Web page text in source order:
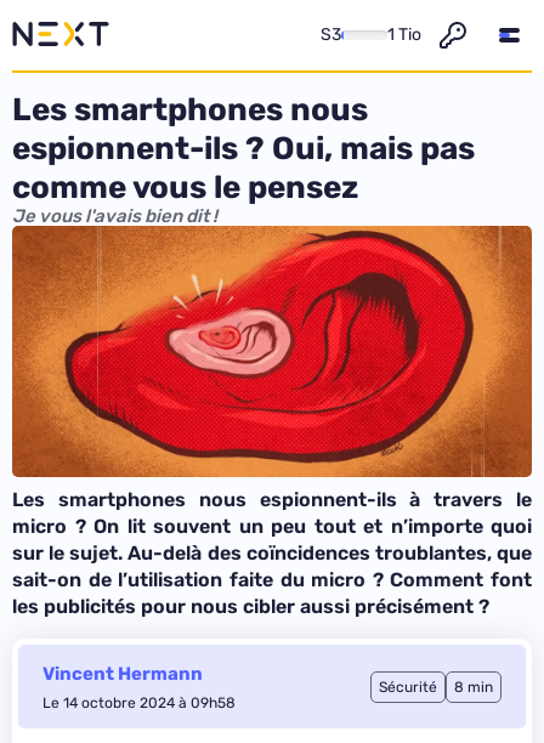
S3 1 Tio
Les smartphones nous
espionnent-ils ? Oui, mais pas
comme vous le pensez
Je vous l'avais bien dit !
Les smartphones nous espionnent-ils à travers le
micro ? On lit souvent un peu tout et n’importe quoi
sur le sujet. Au-delà des coïncidences troublantes, que
sait-on de l’utilisation faite du micro ? Comment font
les publicités pour nous cibler aussi précisément ?
Vincent Hermann
Le 14 octobre 2024 à 09h58
Sécurité 8 min